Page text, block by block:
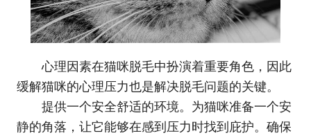
心理因素在猫咪脱毛中扮演着重要角色，因此
缓解猫咪的心理压力也是解决脱毛问题的关键。
提供一个安全舒适的环境。为猫咪准备一个安
静的角落，让它能够在感到压力时找到庇护。确保